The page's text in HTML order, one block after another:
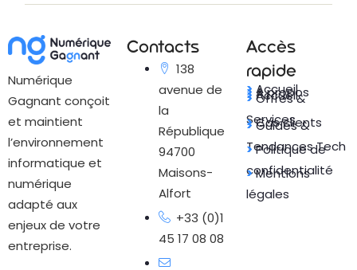
Numérique
Gagnant conçoit
et maintient
l’environnement
informatique et
numérique
adapté aux
enjeux de votre
entreprise.
Contacts
138
avenue de
la
République
94700
Maisons-
Alfort
+33 (0)1
45 17 08 08
Accès
rapide
> Accueil
> A propos
> Accueil
> Offres &
Services
>Cas clients
>Guides &
Tendances Tech
>Politique de
confidentialité
>Mentions
légales